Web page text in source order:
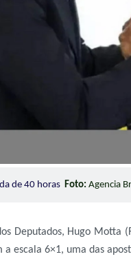
de 40 horas Foto: Agencia
Deputados, Hugo Motta
escala 6×1, uma das